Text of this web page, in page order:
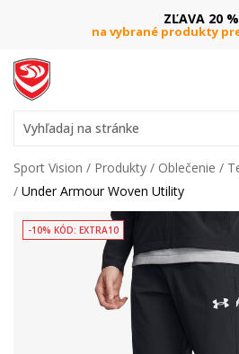
ZĽAVA 20 %
na vybrané produkty
Vyhľadaj na stránke
Sport Vision Produkty Oblečenie
Under Armour Woven Utility
-10% KÓD: EXTRA10